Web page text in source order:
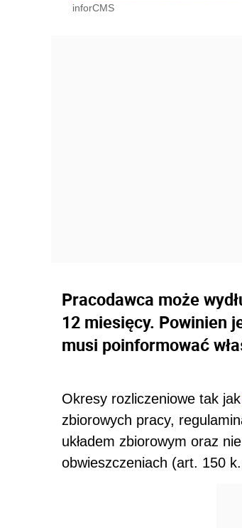
inforCMS
Pracodawca może
12 miesięcy. Powinien
musi poinformować
Okresy rozliczeniowe tak jak
zbiorowych pracy,
układem zbiorowym oraz
obwieszczeniach (art. 150